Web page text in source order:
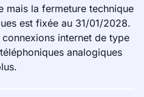
mais la fermeture technique
est fixée au 31/01/2028.
internet de type
analogiques